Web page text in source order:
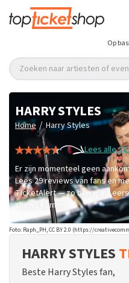
Op
Zoeken naar artiesten of
HARRY STYLES
Home / Harry Styles
Lees alle
Er zijn momenteel geen
Lees 29 reviews van fans en
TicketAlert — zo ben jij als
shows komen!
Foto: Raph_PH, CC BY 2.0 (https://
HARRY STYLES
Beste Harry Styles fan,